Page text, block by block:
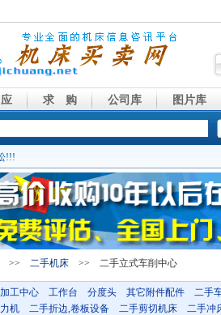
求 购 公司库 图片库
!!!
二手机床>> 二手立式车削中心
加工中心 工作台 分度头 其它附件配件 二手
机 二手折边,卷板设备 二手剪切机床 二手冲